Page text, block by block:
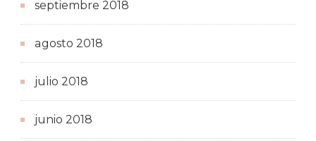
septiembre 2018
agosto 2018
julio 2018
junio 2018